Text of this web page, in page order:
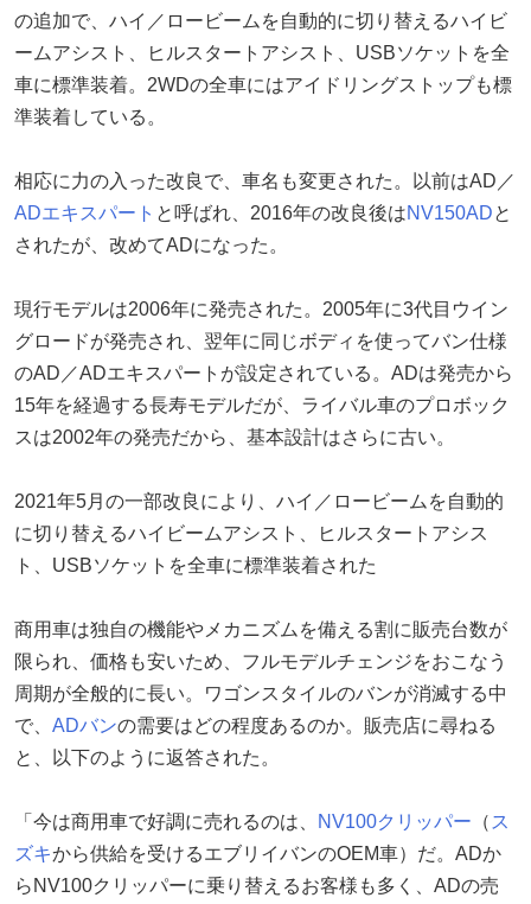
の追加で、ハイ／ロービームを自動的に切り替えるハイビ
ームアシスト、ヒルスタートアシスト、USBソケットを全
車に標準装着。2WDの全車にはアイドリングストップも標
準装着している。
相応に力の入った改良で、車名も変更された。以前はAD／
ADエキスパート と呼ばれ、2016年の改良後はNV150ADと
されたが、改めてADになった。
現行モデルは2006年に発売された。2005年に3代目ウイン
グロードが発売され、翌年に同じボディを使ってバン仕様
のAD／ADエキスパートが設定されている。ADは発売から
15年を経過する長寿モデルだが、ライバル車のプロボック
スは2002年の発売だから、基本設計はさらに古い。
2021年5月の一部改良により、ハイ／ロービームを自動的
に切り替えるハイビームアシスト、ヒルスタートアシス
ト、USBソケットを全車に標準装着された
商用車は独自の機能やメカニズムを備える割に販売台数が
限られ、価格も安いため、フルモデルチェンジをおこなう
周期が全般的に長い。ワゴンスタイルのバンが消滅する中
で、 ADバンの需要はどの程度あるのか。販売店に尋ねる
と、以下のように返答された。
「今は商用車で好調に売れるのは、 NV100クリッパー （ ス
ズキから供給を受けるエブリイバンのOEM車）だ。ADか
らNV100クリッパーに乗り替えるお客様も多く、ADの売